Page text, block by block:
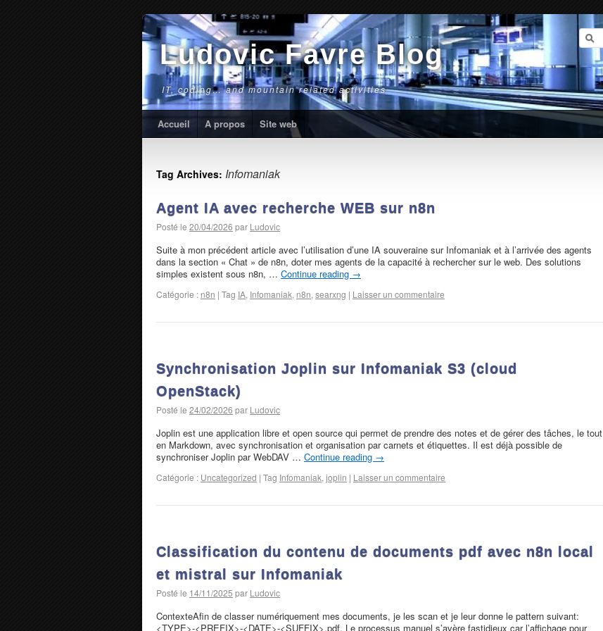
Ludovic Favre Blog
IT, coding… and mountain related activities
Accueil A propos Site web
Tag Archives: Infomaniak
Agent IA avec recherche WEB sur n8n
Posté le 20/04/2026 par Ludovic
Suite à mon précédent article avec l’utilisation d’une IA souveraine sur Infomaniak et à l’arrivée des agents
dans la section « Chat » de n8n, doter mes agents de la capacité à rechercher sur le web. Des solutions
simples existent sous n8n, … Continue reading →
Catégorie : n8n | Tag IA, Infomaniak, n8n, searxng | Laisser un commentaire
Synchronisation Joplin sur Infomaniak S3 (cloud
OpenStack)
Posté le 24/02/2026 par Ludovic
Joplin est une application libre et open source qui permet de prendre des notes et de gérer des tâches, le tout
en Markdown, avec synchronisation et organisation par carnets et étiquettes. Il est déjà possible de
synchroniser Joplin par WebDAV … Continue reading →
Catégorie : Uncategorized | Tag Infomaniak, joplin | Laisser un commentaire
Classification du contenu de documents pdf avec n8n local
et mistral sur Infomaniak
Posté le 14/11/2025 par Ludovic
ContexteAfin de classer numériquement mes documents, je les scan et je leur donne le pattern suivant:
<TYPE>-<PREFIX>-<DATE>-<SUFFIX>.pdf. Le processus manuel s’avère fastidieux car l’affichage pour